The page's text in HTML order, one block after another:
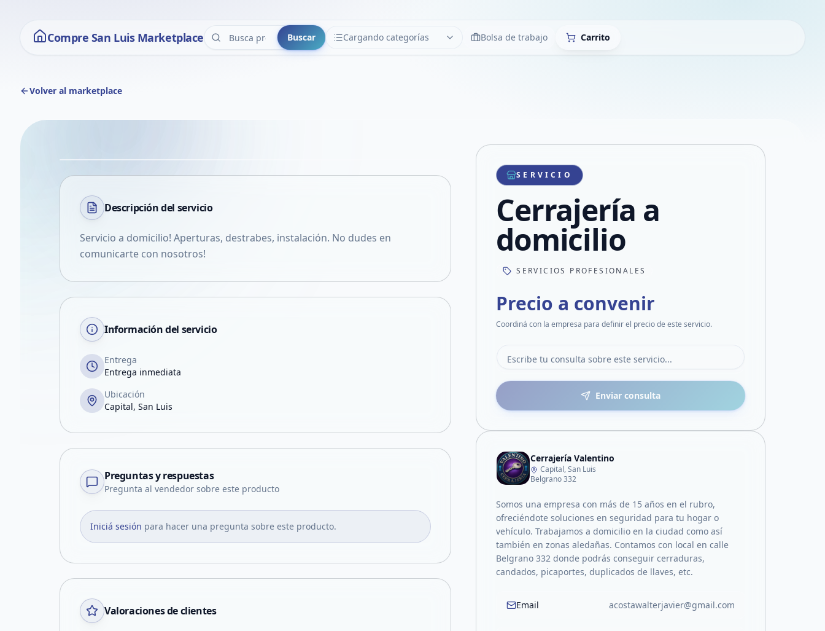
Compre San Luis Marketplace Buscar Cargando categorías
CATEGORÍAS LimpiarBolsa de trabajo Carrito
Volver al marketplace
VER EN PANTALLA COMPLETA
Compartir producto
Compartir por WhatsApp
Compartir por mail
Compartir en Facebook
Descripción del servicio
Servicio a domicilio! Aperturas, destrabes, instalación. No dudes en
comunicarte con nosotros!
Información del servicio
Entrega
Entrega inmediata
Ubicación
Capital, San Luis
Preguntas y respuestas
Pregunta al vendedor sobre este producto
Iniciá sesión para hacer una pregunta sobre este producto.
Valoraciones de clientes
SERVICIO
Cerrajería a
domicilio
SERVICIOS PROFESIONALES
Precio a convenir
Coordiná con la empresa para definir el precio de este servicio.
Enviar consulta
Cerrajería Valentino
Capital, San Luis
Belgrano 332
Somos una empresa con más de 15 años en el rubro,
ofreciéndote soluciones en seguridad para tu hogar o
vehículo. Trabajamos a domicilio en la ciudad como así
también en zonas aledañas. Contamos con local en calle
Belgrano 332 donde podrás conseguir cerraduras,
candados, picaportes, duplicados de llaves, etc.
Email acostawalterjavier@gmail.com